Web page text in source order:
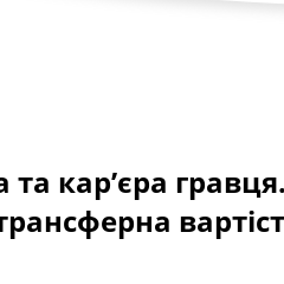
Світу
Ліга
Ла Ліга
>>>
та кар’єра